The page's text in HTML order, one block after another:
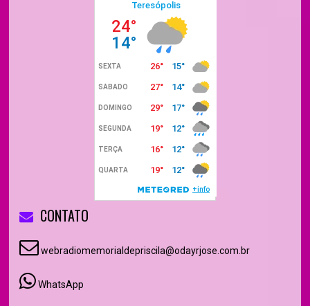
CONTATO
webradiomemorialdepriscila@odayrjose.com.br
WhatsApp